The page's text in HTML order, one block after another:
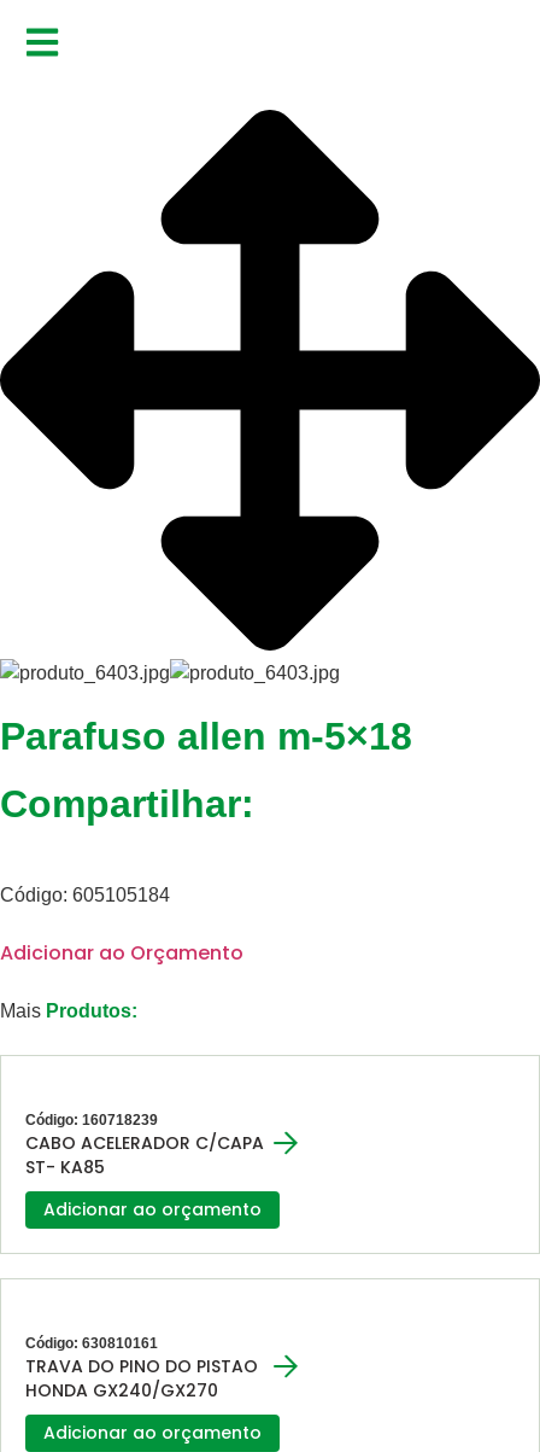
Parafuso allen m-5×18
Compartilhar:
Código: 605105184
Adicionar ao Orçamento
Mais Produtos:
Código: 160718239
CABO ACELERADOR C/CAPA
ST- KA85
Adicionar ao orçamento
Código: 630810161
TRAVA DO PINO DO PISTAO
HONDA GX240/GX270
Adicionar ao orçamento